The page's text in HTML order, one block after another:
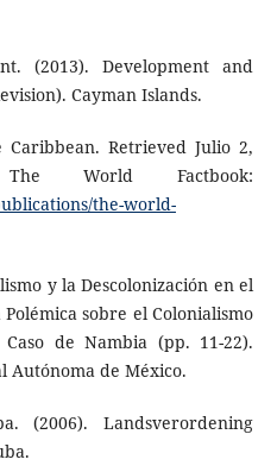
(2013). Development and
Cayman Islands.
Retrieved Julio 2,
World Factbook:
the-world-
y la Descolonización en el
sobre el Colonialismo
de Nambia (pp. 11-22).
Autónoma de México.
(2006). Landsverordening